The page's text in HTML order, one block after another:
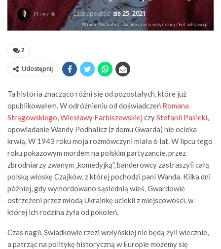
Przez % Last updated sie 25, 2021
Wanda Podchalicz - świadek rzezi wołyńskiej / Fot. wPrawo.pl
2
Udostępnij
Ta historia znacząco różni się od pozostałych, które już
opublikowałem. W odróżnieniu od doświadczeń Romana
Strągowskiego,Wiesławy Farbiszewskiej czyStefanii Pasieki,
opowiadanie Wandy Podhalicz (z domu Gwarda) nie ocieka
krwią. W 1943 roku moja rozmówczyni miała 6 lat. W lipcu tego
roku pokazowym mordem na polskim partyzancie, przez
zbrodniarzy zwanym „komedyjką”, banderowcy zastraszyli całą
polską wioskę Czajków, z której pochodzi pani Wanda. Kilka dni
później, gdy wymordowano sąsiednią wieś, Gwardowie
ostrzeżeni przez młodą Ukrainkę uciekli z miejscowości, w
której ich rodzina żyła od pokoleń.
Czas nagli. Świadkowie rzezi wołyńskiej nie będą żyli wiecznie,
a patrząc na politykę historyczną w Europie możemy się